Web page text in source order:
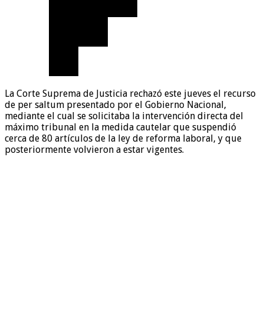
La Corte Suprema de Justicia rechazó este jueves el recurso
de per saltum presentado por el Gobierno Nacional,
mediante el cual se solicitaba la intervención directa del
máximo tribunal en la medida cautelar que suspendió
cerca de 80 artículos de la ley de reforma laboral, y que
posteriormente volvieron a estar vigentes.